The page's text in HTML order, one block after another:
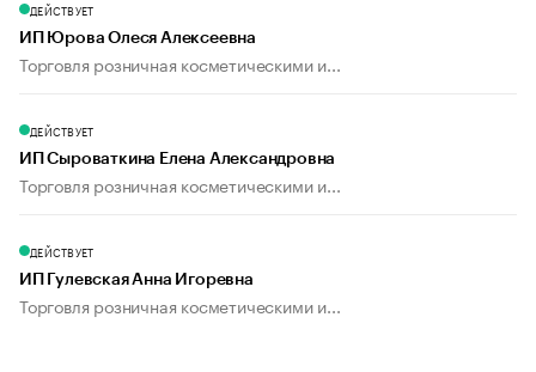
ДЕЙСТВУЕТ
ИП Юрова Олеся Алексеевна
Торговля розничная косметическими и...
ДЕЙСТВУЕТ
ИП Сыроваткина Елена Александровна
Торговля розничная косметическими и...
ДЕЙСТВУЕТ
ИП Гулевская Анна Игоревна
Торговля розничная косметическими и...